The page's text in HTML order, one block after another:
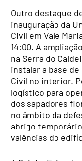
Outro destaque
inauguração da
Civil em Vale
14:00. A
na Serra do
instalar a base
Civil no interior.
logístico para
dos sapadores
no âmbito da
abrigo temporário
valências do